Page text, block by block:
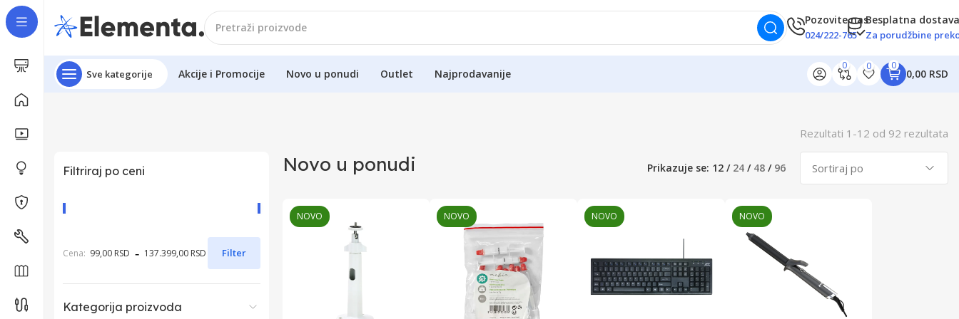
Pozovite nas
024/222-765
Besplatna
Za porudžbine
Sve kategorije Akcije i Promocije Novo u ponudi Outlet Najprodavanije
0 0 0
0,00 RSD
Rezultati 1 -12 od 92 rezultata
Filtriraj po ceni
Cena: 99,00 RSD - 137.399,00 RSD Filter
Kategorija proizvoda
Novo u ponudi Prikazuje se: 12 / 24 / 48 / 96
NOVO NOVO NOVO NOVO